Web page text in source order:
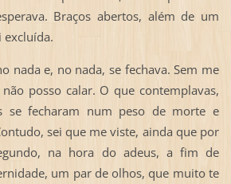
Braços abertos, além de um
excluída.
nada e, no nada, se fechava. Sem me
posso calar. O que contemplavas,
se fecharam num peso de morte e
sei que me viste, ainda que por
na hora do adeus, a fim de
um par de olhos, que muito te